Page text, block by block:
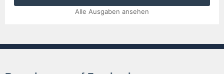
Alle Ausgaben ansehen